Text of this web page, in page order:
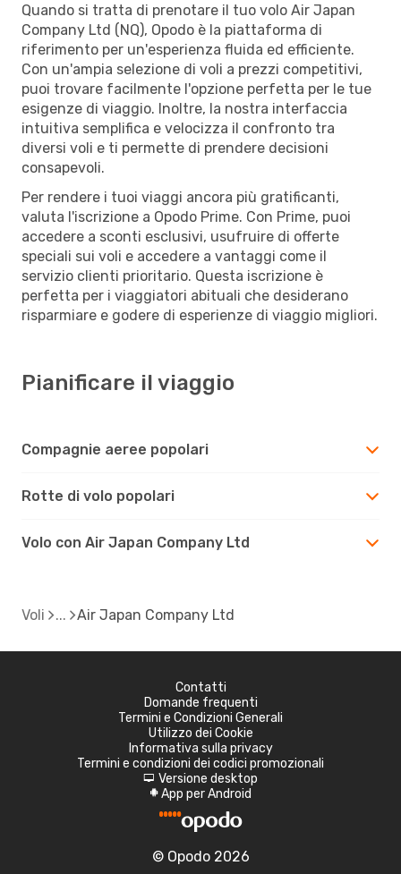
Quando si tratta di prenotare il tuo volo Air Japan
Company Ltd (NQ), Opodo è la piattaforma di
riferimento per un'esperienza fluida ed efficiente.
Con un'ampia selezione di voli a prezzi competitivi,
puoi trovare facilmente l'opzione perfetta per le tue
esigenze di viaggio. Inoltre, la nostra interfaccia
intuitiva semplifica e velocizza il confronto tra
diversi voli e ti permette di prendere decisioni
consapevoli.
Per rendere i tuoi viaggi ancora più gratificanti,
valuta l'iscrizione a Opodo Prime. Con Prime, puoi
accedere a sconti esclusivi, usufruire di offerte
speciali sui voli e accedere a vantaggi come il
servizio clienti prioritario. Questa iscrizione è
perfetta per i viaggiatori abituali che desiderano
risparmiare e godere di esperienze di viaggio migliori.
Pianificare il viaggio
Compagnie aeree popolari
Rotte di volo popolari
Volo con Air Japan Company Ltd
Voli Air Japan Company Ltd
Contatti
Domande frequenti
Termini e Condizioni Generali
Utilizzo dei Cookie
Informativa sulla privacy
Termini e condizioni dei codici promozionali
d Versione desktop
A App per Android
© Opodo 2026